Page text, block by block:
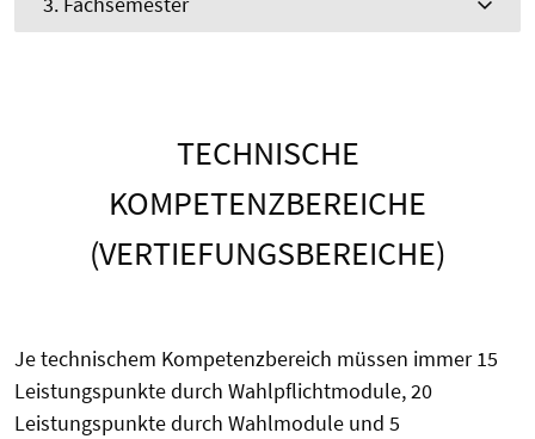
TECHNISCHE
KOMPETENZBEREICHE
(VERTIEFUNGSBEREICHE)
Je technischem Kompetenzbereich müssen immer 15
Leistungspunkte durch Wahlpflichtmodule, 20
Leistungspunkte durch Wahlmodule und 5